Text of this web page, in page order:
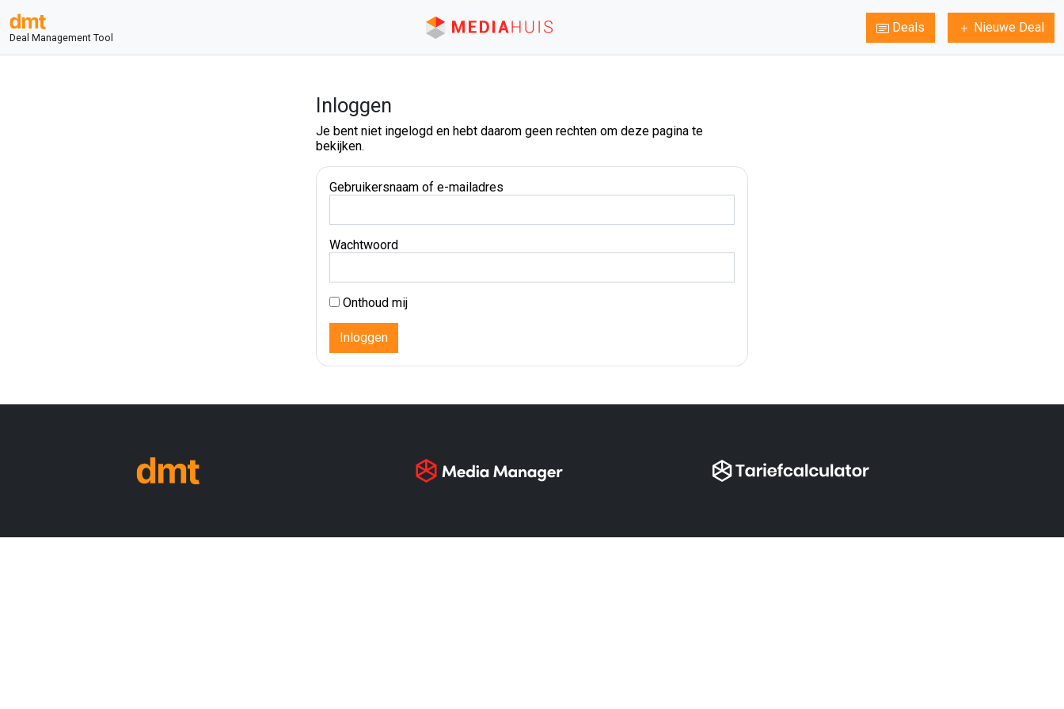
Deal Management Tool
Deals Nieuwe Deal
Inloggen
Je bent niet ingelogd en hebt daarom geen rechten om deze pagina te
bekijken.
Gebruikersnaam of e-mailadres
Wachtwoord
Onthoud mij